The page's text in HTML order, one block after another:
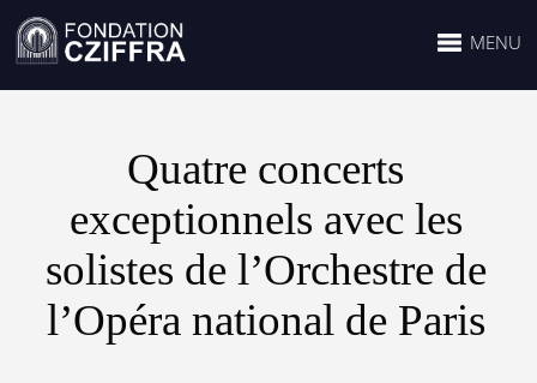
MENU
Quatre concerts
exceptionnels avec les
solistes de l’Orchestre de
l’Opéra national de Paris